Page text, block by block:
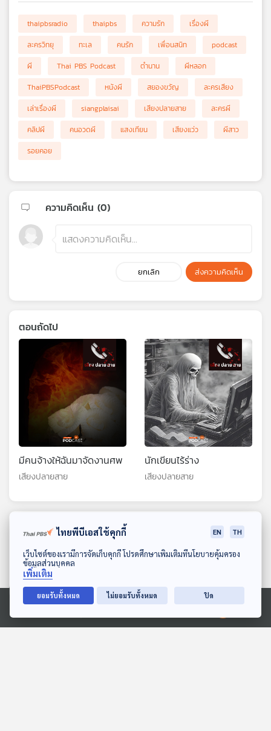
ดาวน์โหลด Thai PBS Podcast Application
Ⓒ 2020 องค์การกระจายเสียงและแพร่ภาพสาธารณะแห่งประเทศไทย
thaipbsradio thaipbs ความรัก
เรื่องผี
ละครวิทยุ
ทะเล คนรัก เพื่อนสนิท
podcast
ผี
Thai PBS Podcast ตำนาน
ผีหลอก
ThaiPBSPodcast
หนังผี สยองขวัญ
ละครเสียง
เล่าเรื่องผี
siangplaisai เสียงปลายสาย
ละครผี
คลิปผี
คนอวดผี แสงเทียน เสียงแว่ว
ผีสาว
รอยคอย
ความคิดเห็น (0)
ยกเลิก ส่งความคิดเห็น
ตอนถัดไป
มีคนจ้างให้ฉันมาจัดงานศพ
เสียงปลายสาย
นักเขียนไร้ร่าง
เสียงปลายสาย
ตอนที่เกี่ยวข้องไทยพีบีเอสใช้คุกกี้ EN TH
เว็บไซต์ของเรามีการจัดเก็บคุกกี้ โปรดศึกษาเพิ่มเติมที่นโยบายคุ้มครอง
ข้อมูลส่วนบุคคล
เพิ่มเติม
ยอมรับทั้งหมด ไม่ยอมรับทั้งหมด ปิด